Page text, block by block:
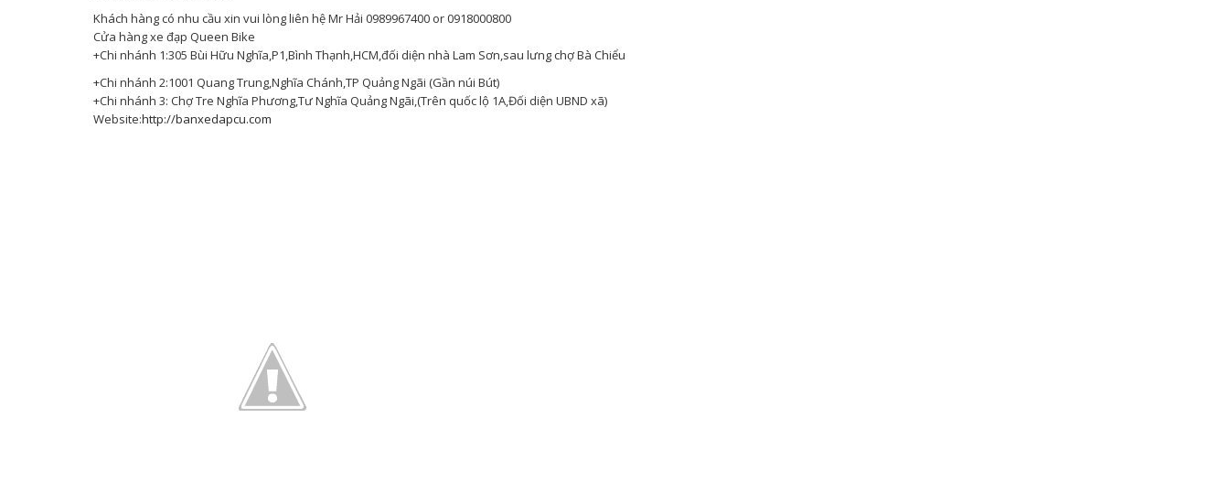
Khách hàng có nhu cầu xin vui lòng liên hệ Mr Hải 0989967400 or 0918000800
Cửa hàng xe đạp Queen Bike
+Chi nhánh 1:305 Bùi Hữu Nghĩa,P1,Bình Thạnh,HCM,đối diện nhà Lam Sơn,sau lưng chợ Bà Chiểu
+Chi nhánh 2:1001 Quang Trung,Nghĩa Chánh,TP Quảng Ngãi (Gần núi Bút)
+Chi nhánh 3: Chợ Tre Nghĩa Phương,Tư Nghĩa Quảng Ngãi,(Trên quốc lộ 1A,Đối diện UBND xã)
Website:http://banxedapcu.com